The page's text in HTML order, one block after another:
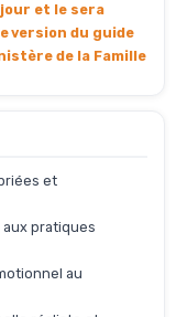
et le sera
version du guide
de la Famille
et
pratiques
au